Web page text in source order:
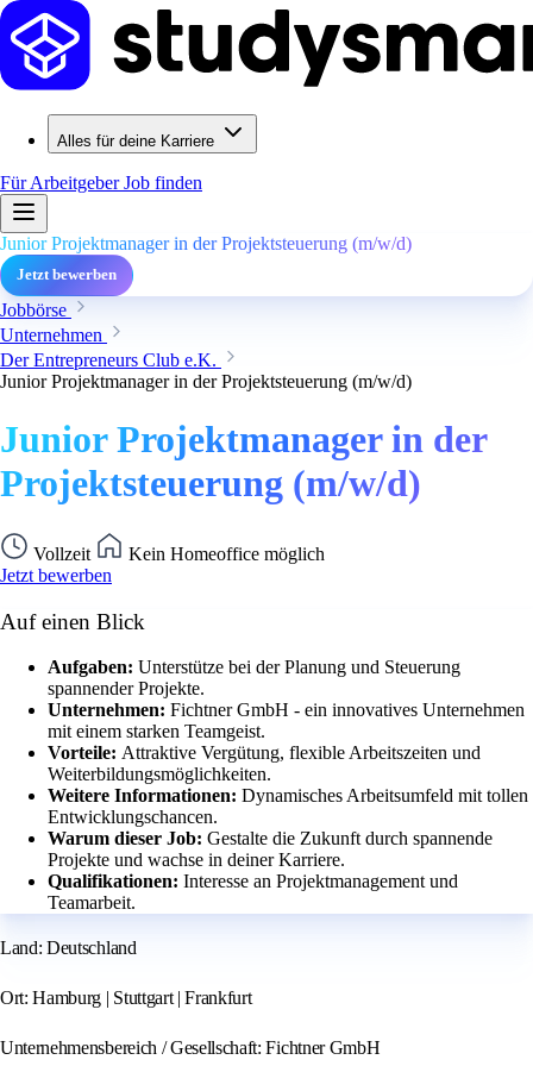
Alles für deine Karriere
Für ArbeitgeberJob finden
Junior Projektmanager in der Projektsteuerung (m/w/d)
Jetzt bewerben
Jobbörse
Unternehmen
Der Entrepreneurs Club e.K.
Junior Projektmanager in der Projektsteuerung (m/w/d)
Junior Projektmanager in der
Projektsteuerung (m/w/d)
Vollzeit
Kein Homeoffice möglich
Jetzt bewerben
Auf einen Blick
Aufgaben: Unterstütze bei der Planung und Steuerung
spannender Projekte.
Unternehmen: Fichtner GmbH - ein innovatives Unternehmen
mit einem starken Teamgeist.
Vorteile: Attraktive Vergütung, flexible Arbeitszeiten und
Weiterbildungsmöglichkeiten.
Weitere Informationen: Dynamisches Arbeitsumfeld mit tollen
Entwicklungschancen.
Warum dieser Job: Gestalte die Zukunft durch spannende
Projekte und wachse in deiner Karriere.
Qualifikationen: Interesse an Projektmanagement und
Teamarbeit.
Land: Deutschland
Ort: Hamburg | Stuttgart | Frankfurt
Unternehmensbereich / Gesellschaft: Fichtner GmbH